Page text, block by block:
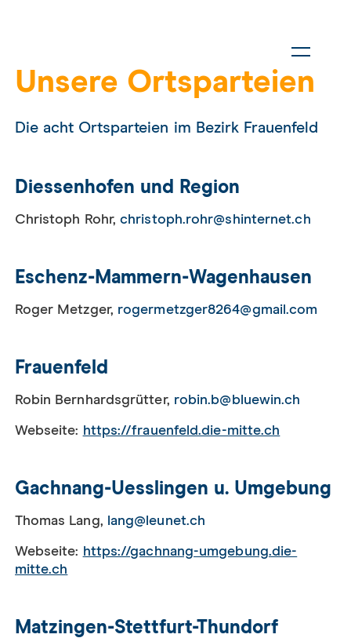
Unsere Ortsparteien
Die acht Ortsparteien im Bezirk Frauenfeld
Diessenhofen und Region
Christoph Rohr,christoph.rohr@shinternet.ch
Eschenz-Mammern-Wagenhausen
Roger Metzger, rogermetzger8264@gmail.com
Frauenfeld
Robin Bernhardsgrütter, robin.b@bluewin.ch
Webseite: https://frauenfeld.die-mitte.ch
Gachnang-Uesslingen u. Umgebung
Thomas Lang, lang@leunet.ch
Webseite: https://gachnang-umgebung.die-
mitte.ch
Matzingen-Stettfurt-Thundorf